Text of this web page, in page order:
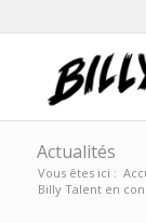
Actualités
Vous êtes ici :
Billy Talent en